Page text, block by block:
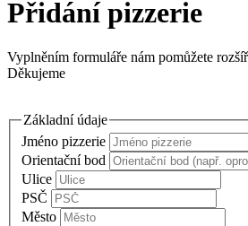
Přidání pizzerie
Vyplněním formuláře nám pomůžete
Děkujeme
Základní údaje
Jméno pizzerie
Orientační bod
Ulice
PSČ
Město